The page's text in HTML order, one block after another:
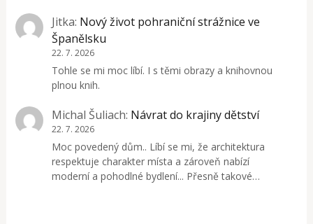
Jitka: Nový život pohraniční strážnice ve
Španělsku
22. 7. 2026
Tohle se mi moc líbí. I s těmi obrazy a knihovnou
plnou knih.
Michal Šuliach: Návrat do krajiny dětství
22. 7. 2026
Moc povedený dům.. Líbí se mi, že architektura
respektuje charakter místa a zároveň nabízí
moderní a pohodlné bydlení... Přesně takové…